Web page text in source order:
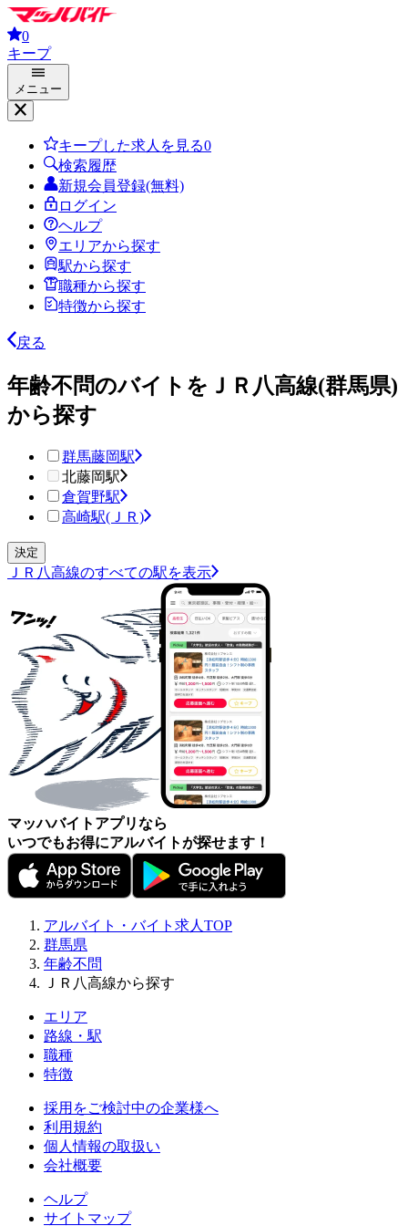
0
キープ
メニュー
キープした求人を見る0
検索履歴
新規会員登録(無料)
ログイン
ヘルプ
エリアから探す
駅から探す
職種から探す
特徴から探す
戻る
年齢不問のバイトをＪＲ八高線(群馬県)
から探す
群馬藤岡駅
北藤岡駅
倉賀野駅
高崎駅(ＪＲ)
ＪＲ八高線のすべての駅を表示
マッハバイトアプリなら
いつでもお得にアルバイトが探せます！
アルバイト・バイト求人TOP
群馬県
年齢不問
ＪＲ八高線から探す
エリア
路線・駅
職種
特徴
採用をご検討中の企業様へ
利用規約
個人情報の取扱い
会社概要
ヘルプ
サイトマップ